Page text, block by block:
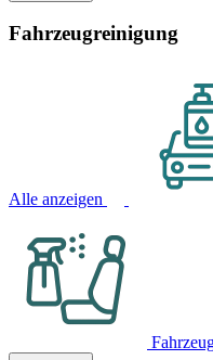
Fahrzeugreinigung
Alle anzeigen